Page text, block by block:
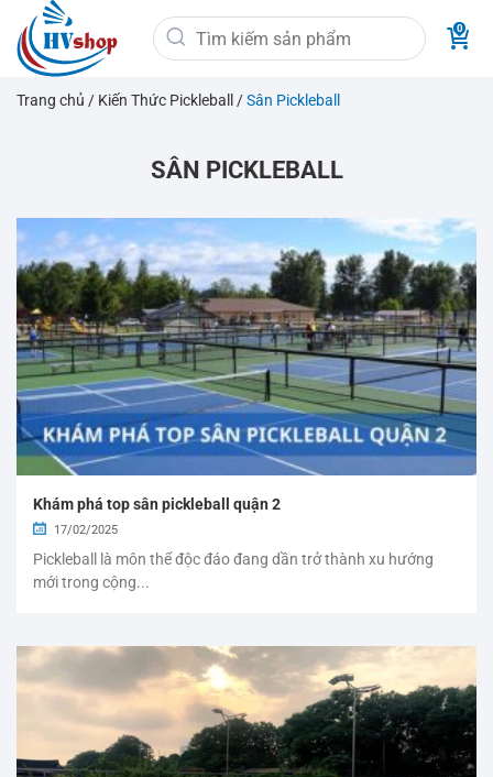
qua
nội
dung
Tìm
kiếm:
Trang chủ / Kiến Thức Pickleball /Sân Pickleball
SÂN PICKLEBALL
Khám phá top sân pickleball quận 2
17/02/2025
Pickleball là môn thể độc đáo đang dần trở thành xu hướng
mới trong cộng...